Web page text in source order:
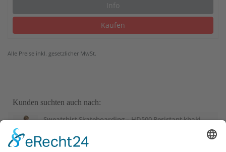
Info
Kaufen
Alle Preise inkl. gesetzlicher MwSt.
Kunden suchten auch nach:
Sweatshirt Skateboarding – HD500 Resistant khaki